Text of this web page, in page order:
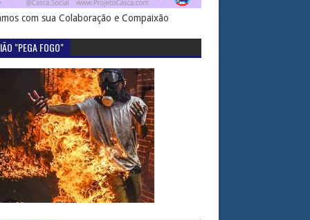
com sua Colaboração e Compaixão
"PEGA FOGO"